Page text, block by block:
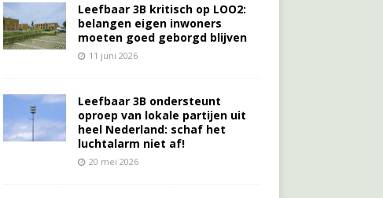
Leefbaar 3B kritisch op LOO2:
belangen eigen inwoners
moeten goed geborgd blijven
11 juni 2026
Leefbaar 3B ondersteunt
oproep van lokale partijen uit
heel Nederland: schaf het
luchtalarm niet af!
20 mei 2026